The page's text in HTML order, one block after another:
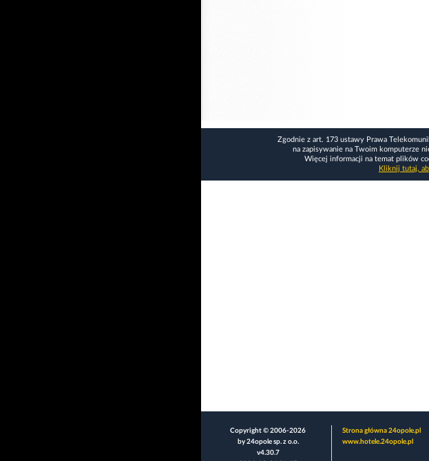
Zgodnie z art. 173 ustawy Prawa
na zapisywanie na Twoim komputerze
Więcej informacji na temat plików
Kliknij tutaj,
Copyright © 2006-2026
by 24opole sp. z o.o.
v4.30.7
Strona główna 24opole.pl
www.hotele.24opole.pl